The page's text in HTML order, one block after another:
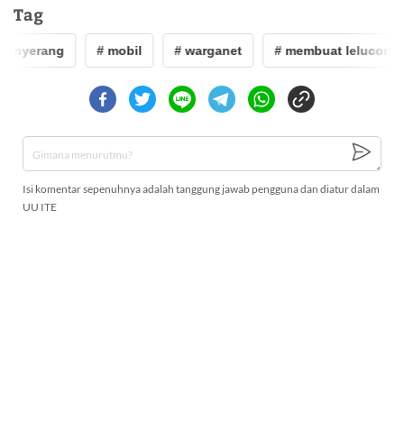
Tag
# mobil # warganet # membuat lelucon
Isi komentar sepenuhnya adalah tanggung jawab pengguna dan diatur dalam
UU ITE